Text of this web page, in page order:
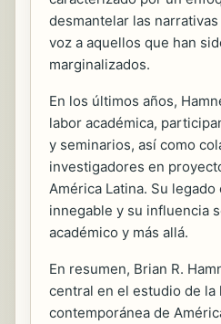
desmantelar las
voz a aquellos que han
marginalizados.
En los últimos años,
labor académica,
y seminarios, así como
investigadores en
América Latina. Su
innegable y su influencia
académico y más allá.
En resumen, Brian R.
central en el estudio de la
contemporánea de